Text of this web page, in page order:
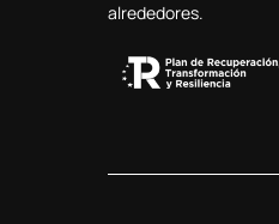
alrededores.